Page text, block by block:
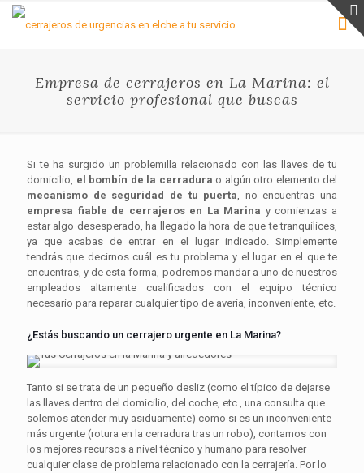
Empresa de cerrajeros en La Marina: el
servicio profesional que buscas
Si te ha surgido un problemilla relacionado con las llaves de tu
domicilio, el bombín de la cerradura o algún otro elemento del
mecanismo de seguridad de tu puerta, no encuentras una
empresa fiable de cerrajeros en La Marina y comienzas a
estar algo desesperado, ha llegado la hora de que te tranquilices,
ya que acabas de entrar en el lugar indicado. Simplemente
tendrás que decirnos cuál es tu problema y el lugar en el que te
encuentras, y de esta forma, podremos mandar a uno de nuestros
empleados altamente cualificados con el equipo técnico
necesario para reparar cualquier tipo de avería, inconveniente, etc.
¿Estás buscando un cerrajero urgente en La Marina?
Tanto si se trata de un pequeño desliz (como el típico de dejarse
las llaves dentro del domicilio, del coche, etc., una consulta que
solemos atender muy asiduamente) como si es un inconveniente
más urgente (rotura en la cerradura tras un robo), contamos con
los mejores recursos a nivel técnico y humano para resolver
cualquier clase de problema relacionado con la cerrajería. Por lo